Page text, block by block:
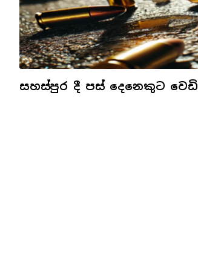
සහස්පුර දී පස් දෙනෙකුට වෙඩි